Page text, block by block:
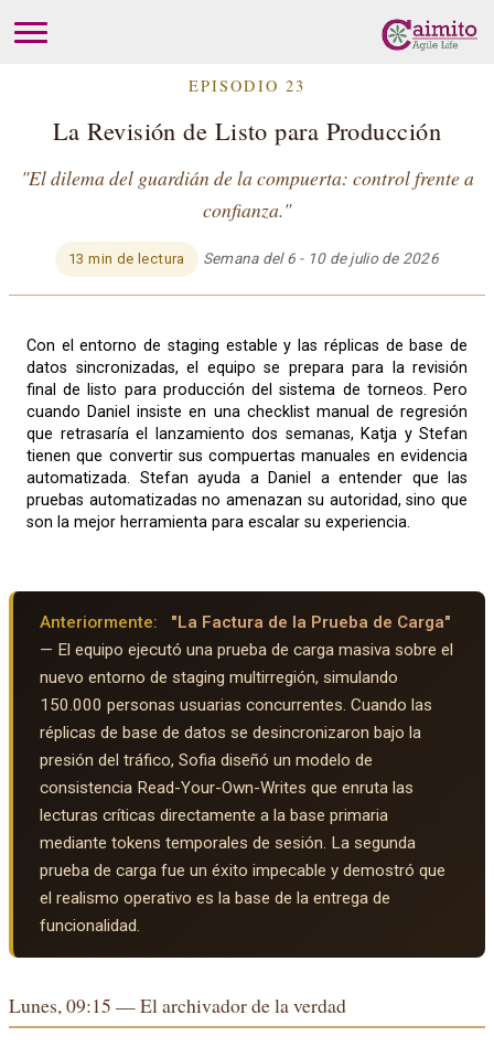
EPISODIO 23
La Revisión de Listo para Producción
"El dilema del guardián de la compuerta: control frente a
confianza."
13 min de lectura Semana del 6 - 10 de julio de 2026
Con el entorno de staging estable y las réplicas de base de
datos sincronizadas, el equipo se prepara para la revisión
final de listo para producción del sistema de torneos. Pero
cuando Daniel insiste en una checklist manual de regresión
que retrasaría el lanzamiento dos semanas, Katja y Stefan
tienen que convertir sus compuertas manuales en evidencia
automatizada. Stefan ayuda a Daniel a entender que las
pruebas automatizadas no amenazan su autoridad, sino que
son la mejor herramienta para escalar su experiencia.
Anteriormente:
"La Factura de la Prueba de Carga"
— El equipo ejecutó una prueba de carga masiva sobre el
nuevo entorno de staging multirregión, simulando
150.000 personas usuarias concurrentes. Cuando las
réplicas de base de datos se desincronizaron bajo la
presión del tráfico, Sofia diseñó un modelo de
consistencia Read-Your-Own-Writes que enruta las
lecturas críticas directamente a la base primaria
mediante tokens temporales de sesión. La segunda
prueba de carga fue un éxito impecable y demostró que
el realismo operativo es la base de la entrega de
funcionalidad.
Lunes, 09:15 — El archivador de la verdad